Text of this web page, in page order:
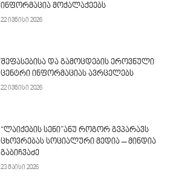
ინფორმაცია მოქალაქეებს
22 ივნისი 2026
შეფასებისა და გამოცდების ეროვნული
ცენტრი ინფორმაციას ავრცელებს
22 ივნისი 2026
“ლაიქების სენი”ანუ როგორ გვპარავს
ცხოვრებას სოციალური მედია – მინდია
გაბიჩვაძე
23 მაისი 2026